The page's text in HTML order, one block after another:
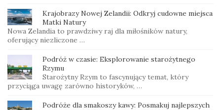
Krajobrazy Nowej Zelandii: Odkryj cudowne miejsca
Matki Natury
Nowa Zelandia to prawdziwy raj dla miłośników natury,
oferujący niezliczone …
Podróż w czasie: Eksplorowanie starożytnego
Rzymu
Starożytny Rzym to fascynujący temat, który
przyciąga uwagę zarówno historyków, …
Podróże dla smakoszy kawy: Posmakuj najlepszych